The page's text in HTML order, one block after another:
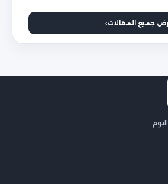
جميع المقالات